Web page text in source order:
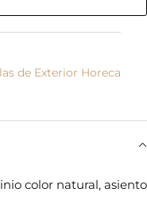
de Exterior Horeca
color natural, asiento